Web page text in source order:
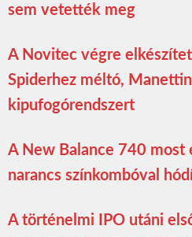
sem vetették meg
A Novitec végre
Spiderhez méltó,
kipufogórendszert
A New Balance 740 most
narancs színkombóval
A történelmi IPO utáni